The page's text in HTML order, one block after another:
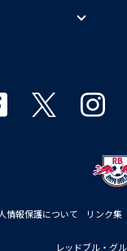
情報保護について リンク集
レッドブル・グ